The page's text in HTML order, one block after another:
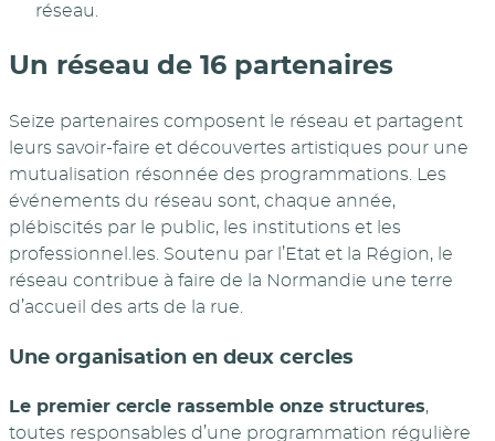
réseau.
Un réseau de 16 partenaires
Seize partenaires composent le réseau et partagent
leurs savoir-faire et découvertes artistiques pour une
mutualisation résonnée des programmations. Les
événements du réseau sont, chaque année,
plébiscités par le public, les institutions et les
professionnel.les. Soutenu par l’Etat et la Région, le
réseau contribue à faire de la Normandie une terre
d’accueil des arts de la rue.
Une organisation en deux cercles
Le premier cercle rassemble onze structures,
toutes responsables d’une programmation régulière